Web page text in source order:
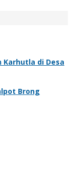
Karhutla di Desa
Brong